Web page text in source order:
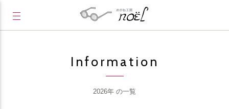
Information
2026年 の一覧